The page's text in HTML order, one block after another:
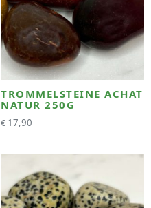
TROMMELSTEINE ACHAT
NATUR 250G
€ 17,90